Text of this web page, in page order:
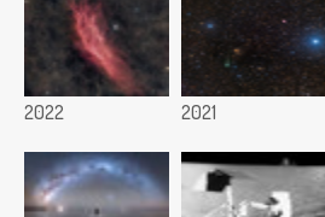
2022 2021